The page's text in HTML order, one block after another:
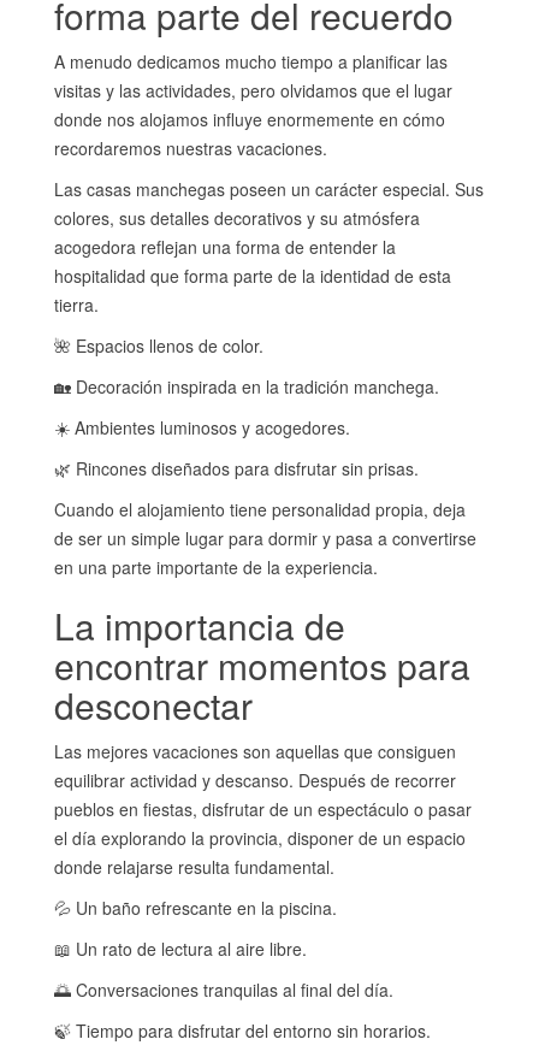
forma parte del recuerdo
A menudo dedicamos mucho tiempo a planificar las
visitas y las actividades, pero olvidamos que el lugar
donde nos alojamos influye enormemente en cómo
recordaremos nuestras vacaciones.
Las casas manchegas poseen un carácter especial. Sus
colores, sus detalles decorativos y su atmósfera
acogedora reflejan una forma de entender la
hospitalidad que forma parte de la identidad de esta
tierra.
🌺 Espacios llenos de color.
🏡 Decoración inspirada en la tradición manchega.
☀️ Ambientes luminosos y acogedores.
🌿 Rincones diseñados para disfrutar sin prisas.
Cuando el alojamiento tiene personalidad propia, deja
de ser un simple lugar para dormir y pasa a convertirse
en una parte importante de la experiencia.
La importancia de
encontrar momentos para
desconectar
Las mejores vacaciones son aquellas que consiguen
equilibrar actividad y descanso. Después de recorrer
pueblos en fiestas, disfrutar de un espectáculo o pasar
el día explorando la provincia, disponer de un espacio
donde relajarse resulta fundamental.
💦 Un baño refrescante en la piscina.
📖 Un rato de lectura al aire libre.
🌅 Conversaciones tranquilas al final del día.
🍃 Tiempo para disfrutar del entorno sin horarios.